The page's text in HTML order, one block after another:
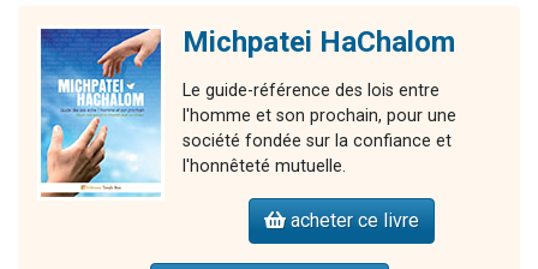
Michpatei HaChalom
Le guide-référence des lois entre
l'homme et son prochain, pour une
société fondée sur la confiance et
l'honnêteté mutuelle.
acheter ce livre